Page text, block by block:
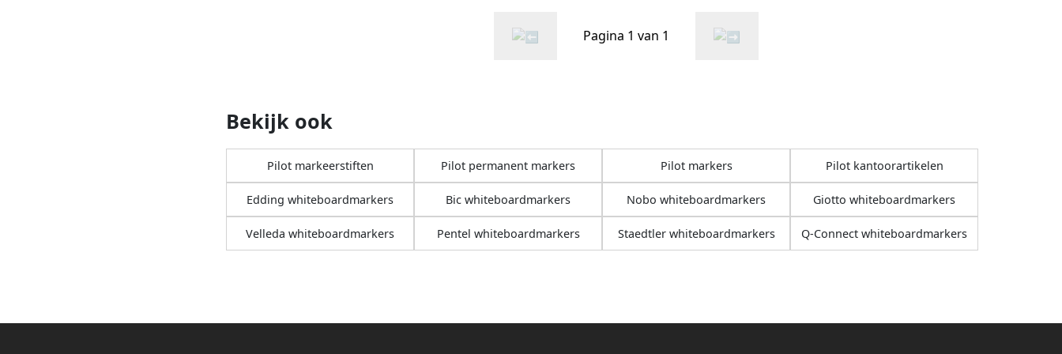
Pagina 1 van 1
Bekijk ook
Pilot markeerstiften Pilot permanent markers Pilot markers Pilot kantoorartikelen
Edding whiteboardmarkers Bic whiteboardmarkers Nobo whiteboardmarkers Giotto whiteboardmarkers
Velleda whiteboardmarkers Pentel whiteboardmarkers Staedtler whiteboardmarkers Q-Connect whiteboardmarkers